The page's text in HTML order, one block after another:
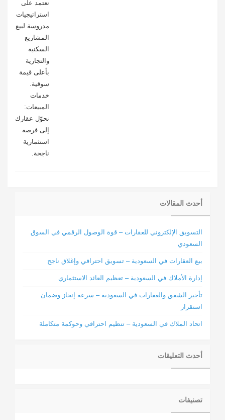
نعتمد على
استراتيجيات
مدروسة لبيع
المشاريع
السكنية
والتجارية
بأعلى قيمة
سوقية.
خدمات
المبيعات:
نحوّل عقارك
إلى فرصة
استثمارية
ناجحة.
أحدث المقالات
التسويق الإلكتروني للعقارات – قوة الوصول الرقمي في السوق
السعودي
بيع العقارات في السعودية – تسويق احترافي وإغلاق ناجح
إدارة الأملاك في السعودية – تعظيم العائد الاستثماري
تأجير الشقق والعقارات في السعودية – سرعة إنجاز وضمان
استقرار
اتحاد الملاك في السعودية – تنظيم احترافي وحوكمة متكاملة
أحدث التعليقات
تصنيفات